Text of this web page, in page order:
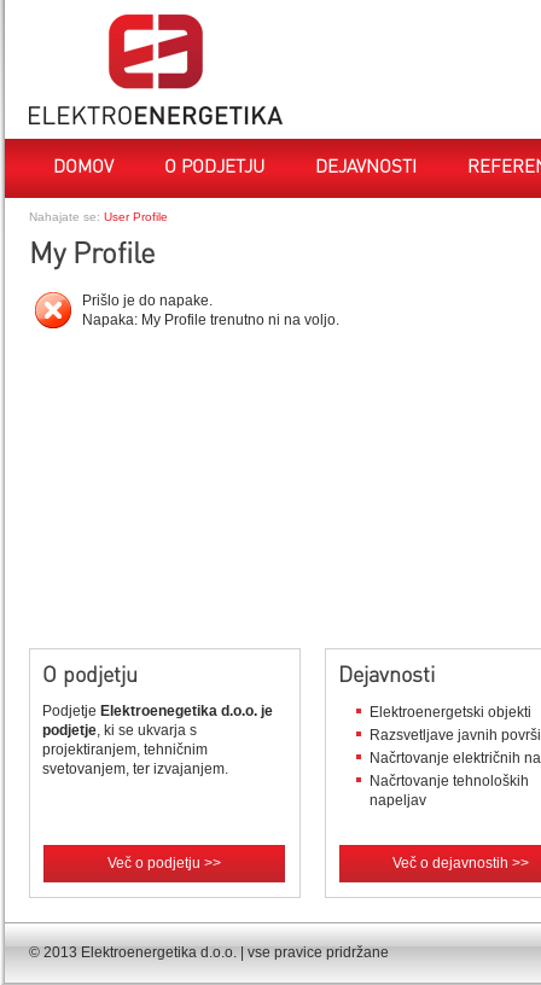
DOMOV O PODJETJU DEJAVNOSTI
Nahajate se: User Profile
My Profile
Prišlo je do napake.
Napaka: My Profile trenutno ni na voljo.
O podjetju
Podjetje Elektroenegetika d.o.o. je
podjetje, ki se ukvarja s
projektiranjem, tehničnim
svetovanjem, ter izvajanjem.
Več o podjetju >>
Dejavnosti
Elektroenergetski objekti
Razsvetljave javnih
Načrtovanje električnih
Načrtovanje tehnoloških
napeljav
Več o dejavnostih >>
© 2013 Elektroenergetika d.o.o. | vse pravice pridržane